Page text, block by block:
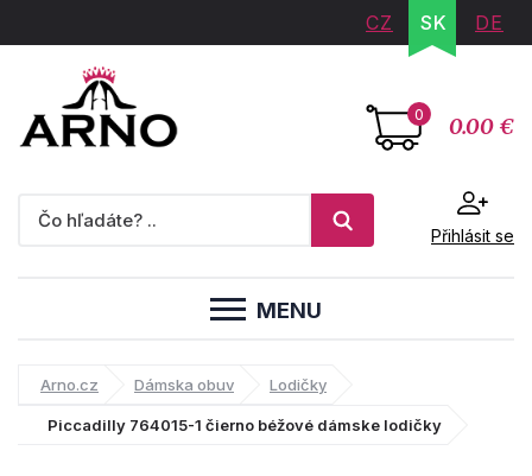
CZ SK DE
0 0.00 €
Přihlásit se
MENU
Arno.cz Dámska obuv Lodičky
Piccadilly 764015-1 čierno béžové dámske lodičky